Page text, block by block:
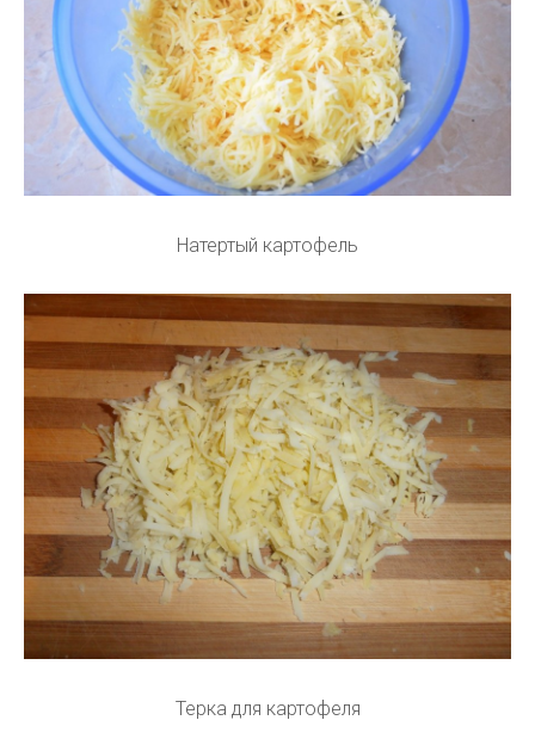
Натертый картофель
Терка для картофеля